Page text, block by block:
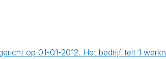
op 01-01-2012. Het bedrijf telt 1